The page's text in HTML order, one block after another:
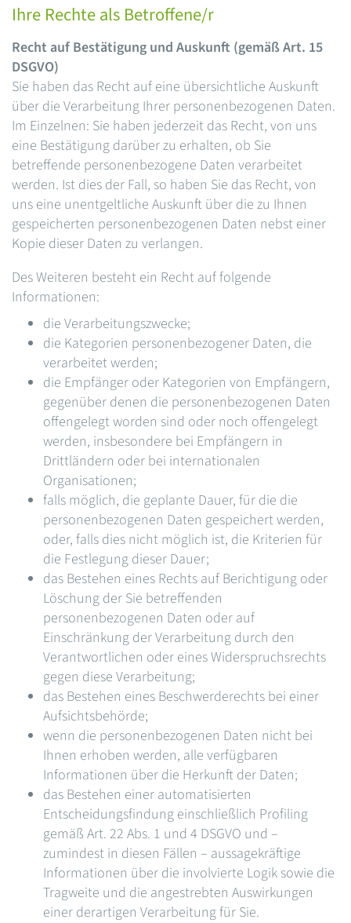
Ihre Rechte als Betroffene/r
Recht auf Bestätigung und Auskunft (gemäß Art. 15
DSGVO)
Sie haben das Recht auf eine übersichtliche Auskunft
über die Verarbeitung Ihrer personenbezogenen Daten.
Im Einzelnen: Sie haben jederzeit das Recht, von uns
eine Bestätigung darüber zu erhalten, ob Sie
betreffende personenbezogene Daten verarbeitet
werden. Ist dies der Fall, so haben Sie das Recht, von
uns eine unentgeltliche Auskunft über die zu Ihnen
gespeicherten personenbezogenen Daten nebst einer
Kopie dieser Daten zu verlangen.
Des Weiteren besteht ein Recht auf folgende
Informationen:
die Verarbeitungszwecke;
die Kategorien personenbezogener Daten, die
verarbeitet werden;
die Empfänger oder Kategorien von Empfängern,
gegenüber denen die personenbezogenen Daten
offengelegt worden sind oder noch offengelegt
werden, insbesondere bei Empfängern in
Drittländern oder bei internationalen
Organisationen;
falls möglich, die geplante Dauer, für die die
personenbezogenen Daten gespeichert werden,
oder, falls dies nicht möglich ist, die Kriterien für
die Festlegung dieser Dauer;
das Bestehen eines Rechts auf Berichtigung oder
Löschung der Sie betreffenden
personenbezogenen Daten oder auf
Einschränkung der Verarbeitung durch den
Verantwortlichen oder eines Widerspruchsrechts
gegen diese Verarbeitung;
das Bestehen eines Beschwerderechts bei einer
Aufsichtsbehörde;
wenn die personenbezogenen Daten nicht bei
Ihnen erhoben werden, alle verfügbaren
Informationen über die Herkunft der Daten;
das Bestehen einer automatisierten
Entscheidungsfindung einschließlich Profiling
gemäß Art. 22 Abs. 1 und 4 DSGVO und –
zumindest in diesen Fällen – aussagekräftige
Informationen über die involvierte Logik sowie die
Tragweite und die angestrebten Auswirkungen
einer derartigen Verarbeitung für Sie.